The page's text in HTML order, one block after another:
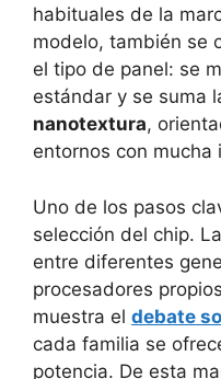
habituales de la
modelo, también se
el tipo de panel: se
estándar y se suma
nanotextura,
entornos con mucha
Uno de los pasos
selección del chip.
entre diferentes
procesadores
muestra el debate
cada familia se
potencia. De esta